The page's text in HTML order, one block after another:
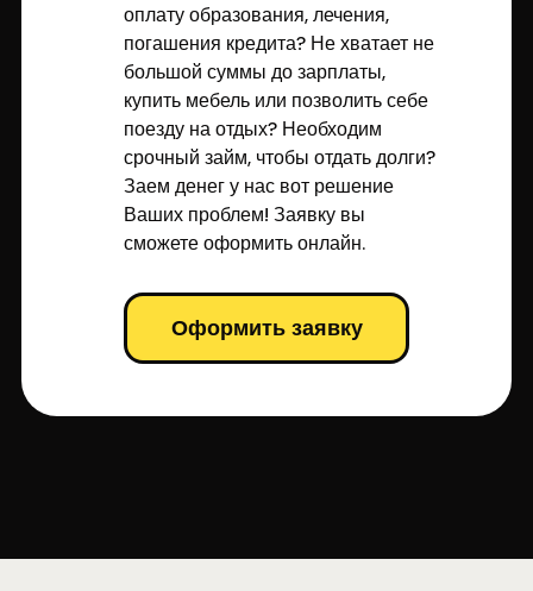
оплату образования, лечения,
погашения кредита? Не хватает не
большой суммы до зарплаты,
купить мебель или позволить себе
поезду на отдых? Необходим
срочный займ, чтобы отдать долги?
Заем денег у нас вот решение
Ваших проблем! Заявку вы
сможете оформить онлайн.
Оформить заявку